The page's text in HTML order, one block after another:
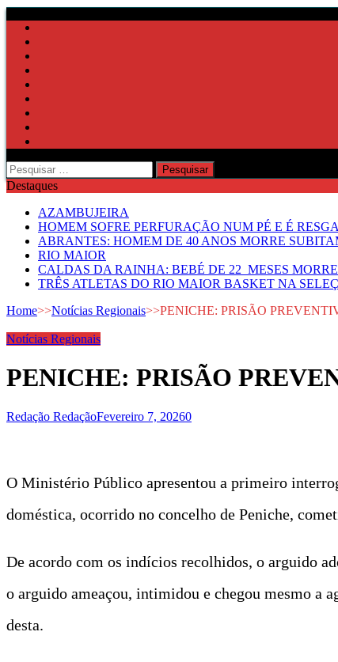
Pesquisar
por:
Destaques
AZAMBUJEIRA
HOMEM SOFRE PERFURAÇÃO NUM PÉ E É
ABRANTES: HOMEM DE 40 ANOS MORRE
RIO MAIOR
CALDAS DA RAINHA: BEBÉ DE 22 MESES
TRÊS ATLETAS DO RIO MAIOR BASKET NA
Home>>Notícias Regionais>>PENICHE: PRISÃO
Notícias Regionais
PENICHE: PRISÃO
Redação RedaçãoFevereiro 7, 20260
O Ministério Público apresentou a primeiro
doméstica, ocorrido no concelho de Peniche,
De acordo com os indícios recolhidos, o arguido
o arguido ameaçou, intimidou e chegou mesmo a
desta.